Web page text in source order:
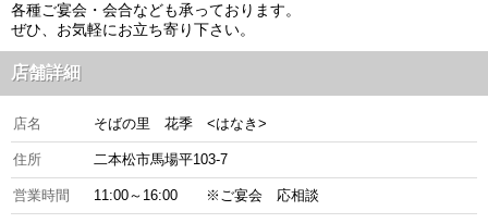
各種ご宴会・会合なども承っております。
ぜひ、お気軽にお立ち寄り下さい。
店舗詳細
店名 そばの里 花季 <はなき>
住所 二本松市馬場平103-7
営業時間 11:00～16:00 ※ご宴会 応相談